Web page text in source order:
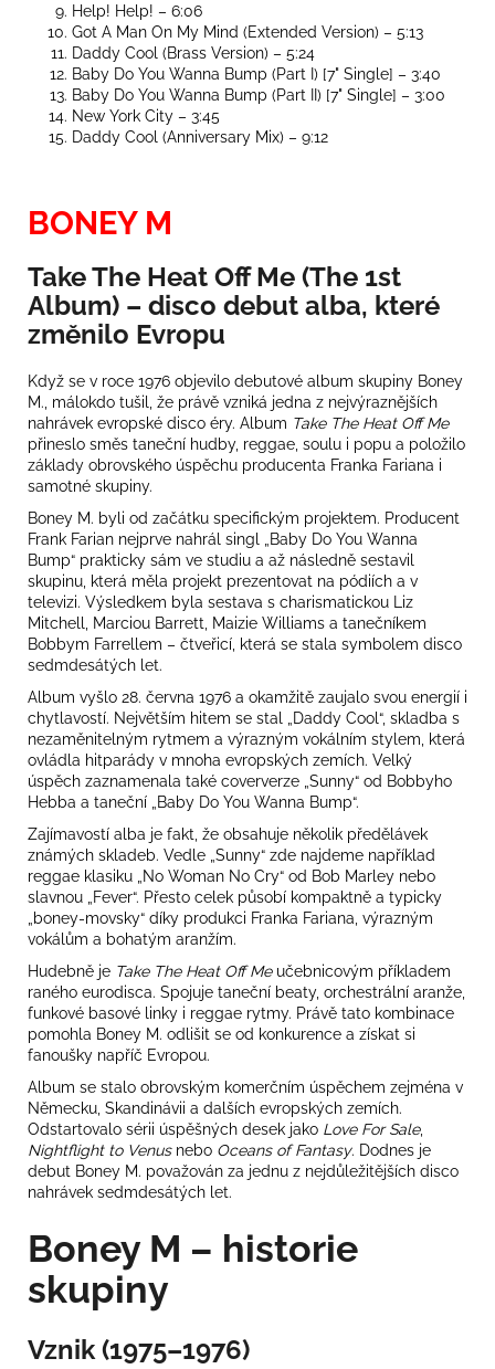
Help! Help! – 6:06
Got A Man On My Mind (Extended Version) – 5:13
Daddy Cool (Brass Version) – 5:24
Baby Do You Wanna Bump (Part I) [7" Single] – 3:40
Baby Do You Wanna Bump (Part II) [7" Single] – 3:00
New York City – 3:45
Daddy Cool (Anniversary Mix) – 9:12
BONEY M
Take The Heat Off Me (The 1st
Album) – disco debut alba, které
změnilo Evropu
Když se v roce 1976 objevilo debutové album skupiny Boney
M., málokdo tušil, že právě vzniká jedna z nejvýraznějších
nahrávek evropské disco éry. Album Take The Heat Off Me
přineslo směs taneční hudby, reggae, soulu i popu a položilo
základy obrovského úspěchu producenta Franka Fariana i
samotné skupiny.
Boney M. byli od začátku specifickým projektem. Producent
Frank Farian nejprve nahrál singl „Baby Do You Wanna
Bump“ prakticky sám ve studiu a až následně sestavil
skupinu, která měla projekt prezentovat na pódiích a v
televizi. Výsledkem byla sestava s charismatickou Liz
Mitchell, Marciou Barrett, Maizie Williams a tanečníkem
Bobbym Farrellem – čtveřicí, která se stala symbolem disco
sedmdesátých let.
Album vyšlo 28. června 1976 a okamžitě zaujalo svou energií i
chytlavostí. Největším hitem se stal „Daddy Cool“, skladba s
nezaměnitelným rytmem a výrazným vokálním stylem, která
ovládla hitparády v mnoha evropských zemích. Velký
úspěch zaznamenala také coververze „Sunny“ od Bobbyho
Hebba a taneční „Baby Do You Wanna Bump“.
Zajímavostí alba je fakt, že obsahuje několik předělávek
známých skladeb. Vedle „Sunny“ zde najdeme například
reggae klasiku „No Woman No Cry“ od Bob Marley nebo
slavnou „Fever“. Přesto celek působí kompaktně a typicky
„boney-movsky“ díky produkci Franka Fariana, výrazným
vokálům a bohatým aranžím.
Hudebně je Take The Heat Off Meučebnicovým příkladem
raného eurodisca. Spojuje taneční beaty, orchestrální aranže,
funkové basové linky i reggae rytmy. Právě tato kombinace
pomohla Boney M. odlišit se od konkurence a získat si
fanoušky napříč Evropou.
Album se stalo obrovským komerčním úspěchem zejména v
Německu, Skandinávii a dalších evropských zemích.
Odstartovalo sérii úspěšných desek jako Love For Sale,
Nightflight to Venusnebo Oceans of Fantasy. Dodnes je
debut Boney M. považován za jednu z nejdůležitějších disco
nahrávek sedmdesátých let.
Boney M – historie
skupiny
Vznik (1975–1976)